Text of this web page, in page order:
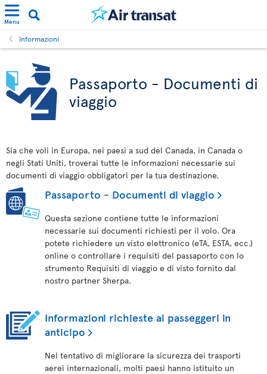
Menu
Informazioni
Passaporto - Documenti di
viaggio
Sia che voli in Europa, nei paesi a sud del Canada, in Canada o
negli Stati Uniti, troverai tutte le informazioni necessarie sui
documenti di viaggio obbligatori per la tua destinazione.
Passaporto - Documenti di viaggio
Questa sezione contiene tutte le informazioni
necessarie sui documenti richiesti per il volo. Ora
potete richiedere un visto elettronico (eTA, ESTA, ecc.)
online o controllare i requisiti del passaporto con lo
strumento Requisiti di viaggio e di visto fornito dal
nostro partner Sherpa.
Informazioni richieste ai passeggeri in
anticipo
Nel tentativo di migliorare la sicurezza dei trasporti
aerei internazionali, molti paesi hanno istituito un